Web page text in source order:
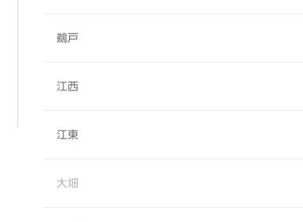
鵜戸
江西
江東
大畑